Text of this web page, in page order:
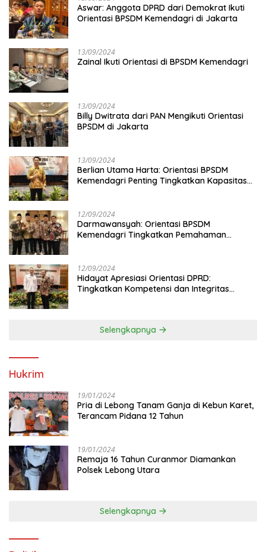
Aswar: Anggota DPRD dari Demokrat Ikuti
Orientasi BPSDM Kemendagri di Jakarta
13/09/2024
Zainal Ikuti Orientasi di BPSDM Kemendagri
13/09/2024
Billy Dwitrata dari PAN Mengikuti Orientasi
BPSDM di Jakarta
13/09/2024
Berlian Utama Harta: Orientasi BPSDM
Kemendagri Penting Tingkatkan Kapasitas
12/09/2024
Darmawansyah: Orientasi BPSDM
Kemendagri Tingkatkan Pemahaman
12/09/2024
Hidayat Apresiasi Orientasi DPRD:
Tingkatkan Kompetensi dan Integritas
Selengkapnya
Hukrim
19/01/2024
Pria di Lebong Tanam Ganja di Kebun Karet,
Terancam Pidana 12 Tahun
19/01/2024
Remaja 16 Tahun Curanmor Diamankan
Polsek Lebong Utara
Selengkapnya